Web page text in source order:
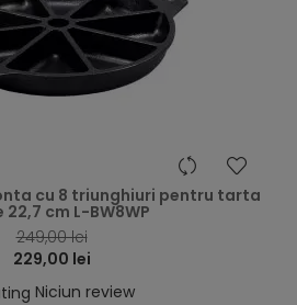
cu 8 triunghiuri pentru tarta
22,7 cm L-BW8WP
249,00 lei
229,00 lei
Niciun review